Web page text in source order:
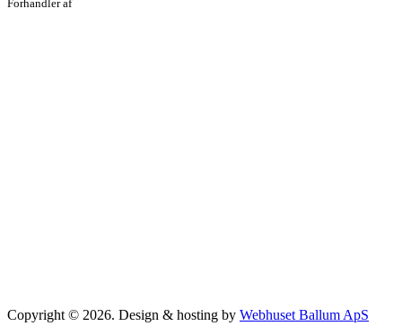
Forhandler af
Copyright © 2026. Design & hosting by Webhuset Ballum ApS